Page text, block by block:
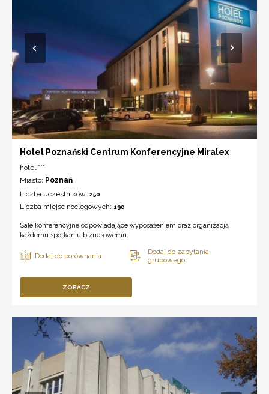
Hotel Poznański Centrum Konferencyjne Miralex
hotel ***
Miasto: Poznań
Liczba uczestników: 250
Liczba miejsc noclegowych: 190
Sale konferencyjne odpowiadające wyposażeniem oraz organizacją
każdemu spotkaniu biznesowemu.
ZOBACZ